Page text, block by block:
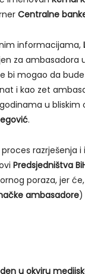
Centralne
informacijama,
za ambasadora
bi mogao da
i kao zet
u bliskim
.
razrješenja
Predsjedništva
poraza, jer
ambasadore)
u okviru